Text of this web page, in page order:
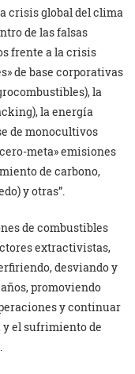
crisis global del clima
de las falsas
frente a la crisis
de base corporativas
la
la energía
de monocultivos
meta» emisiones
de carbono,
y otras”.
de combustibles
extractivistas,
desviando y
promoviendo
y continuar
el sufrimiento de